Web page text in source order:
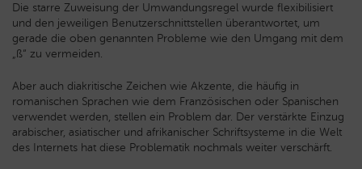
Die starre Zuweisung der Umwandungsregel wurde flexibilisiert
und den jeweiligen Benutzerschnittstellen überantwortet, um
gerade die oben genannten Probleme wie den Umgang mit dem
„ß“ zu vermeiden.
Aber auch diakritische Zeichen wie Akzente, die häufig in
romanischen Sprachen wie dem Französischen oder Spanischen
verwendet werden, stellen ein Problem dar. Der verstärkte Einzug
arabischer, asiatischer und afrikanischer Schriftsysteme in die Welt
des Internets hat diese Problematik nochmals weiter verschärft.